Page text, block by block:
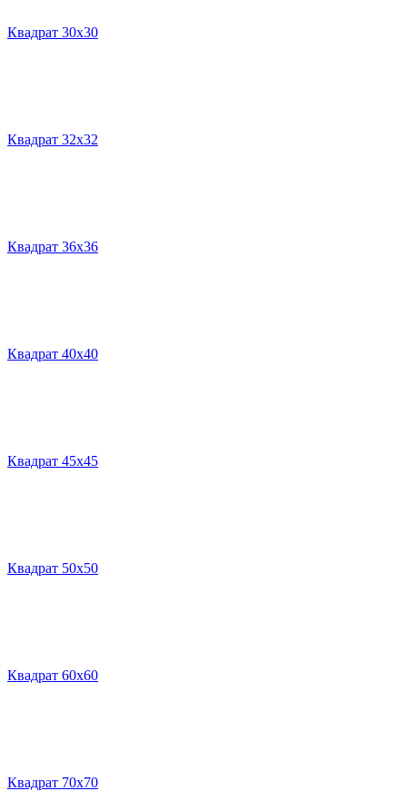
Квадрат 30х30
Квадрат 32х32
Квадрат 36х36
Квадрат 40х40
Квадрат 45х45
Квадрат 50х50
Квадрат 60х60
Квадрат 70х70